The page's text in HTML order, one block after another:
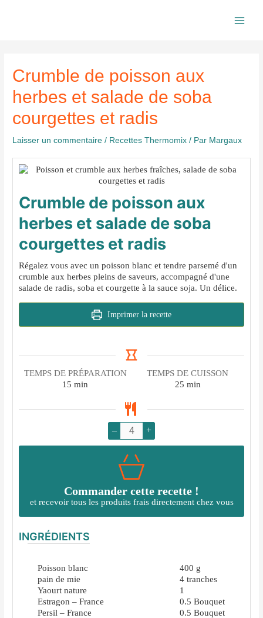
Crumble de poisson aux
herbes et salade de soba
courgettes et radis
Laisser un commentaire / Recettes Thermomix / Par Margaux
Crumble de poisson aux
herbes et salade de soba
courgettes et radis
Régalez vous avec un poisson blanc et tendre parsemé d'un
crumble aux herbes pleins de saveurs, accompagné d'une
salade de radis, soba et courgette à la sauce soja. Un délice.
Imprimer la recette
TEMPS DE PRÉPARATION
15 minutes
min
TEMPS DE CUISSON
25minutes
min
– +
Commander cette recette !
et recevoir tous les produits frais directement chez vous
INGRÉDIENTS
Poisson blanc 400 g
pain de mie
4 tranches
Yaourt nature
1
Estragon – France
0.5 Bouquet
Persil – France
0.5 Bouquet